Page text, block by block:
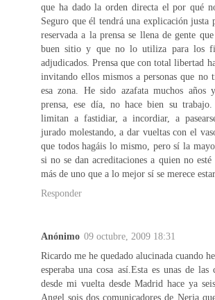
que ha dado la orden directa el por qué
Seguro que él tendrá una explicación justa
reservada a la prensa se llena de gente
buen sitio y que no lo utiliza para los
adjudicados. Prensa que con total libertad
invitando ellos mismos a personas que no
esa zona. He sido azafata muchos
prensa, ese día, no hace bien su
limitan a fastidiar, a incordiar, a
jurado molestando, a dar vueltas con el
que todos hagáis lo mismo, pero sí la
si no se dan acreditaciones a quien no
más de uno que a lo mejor sí se merece
Responder
Anónimo 09 octubre, 2009 18:31
Ricardo me he quedado alucinada cuando
esperaba una cosa así.Esta es unas de las
desde mi vuelta desde Madrid hace ya
Angel sois dos comunicadores de Nerja